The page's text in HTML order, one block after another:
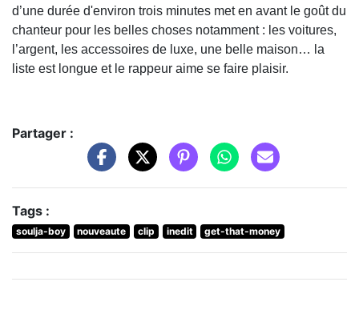
d’une durée d'environ trois minutes met en avant le goût du
chanteur pour les belles choses notamment : les voitures,
l’argent, les accessoires de luxe, une belle maison… la
liste est longue et le rappeur aime se faire plaisir.
Partager :
Tags :
soulja-boy nouveaute clip inedit get-that-money